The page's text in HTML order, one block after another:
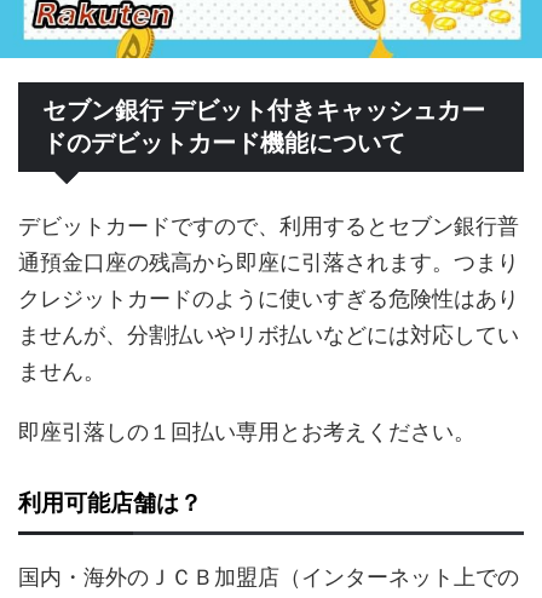
セブン銀行 デビット付きキャッシュカー
ドのデビットカード機能について
デビットカードですので、利用するとセブン銀行普
通預金口座の残高から即座に引落されます。つまり
クレジットカードのように使いすぎる危険性はあり
ませんが、分割払いやリボ払いなどには対応してい
ません。
即座引落しの１回払い専用とお考えください。
利用可能店舗は？
国内・海外のＪＣＢ加盟店（インターネット上での